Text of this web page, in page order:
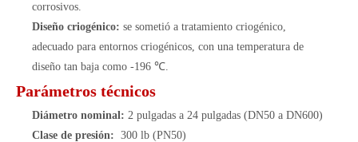
corrosivos.
Diseño criogénico: se sometió a tratamiento criogénico,
adecuado para entornos criogénicos, con una temperatura de
diseño tan baja como -196 ℃.
Parámetros técnicos
Diámetro nominal: 2 pulgadas a 24 pulgadas (DN50 a DN600)
Clase de presión: 300 lb (PN50)